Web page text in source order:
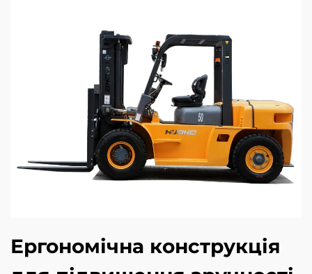
Ергономічна конструкція